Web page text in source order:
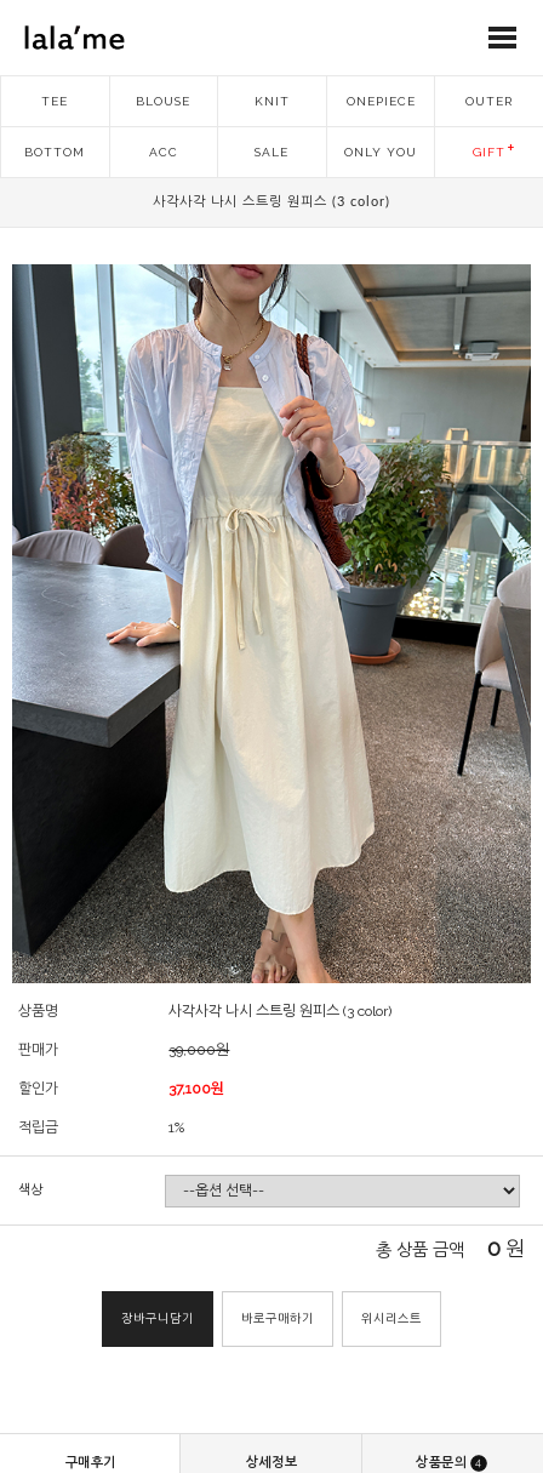
TEE BLOUSE KNIT ONEPIECE OUTER
BOTTOM ACC SALE ONLY YOU GIFT
사각사각 나시 스트링 원피스 (3 color)
상품명 사각사각 나시 스트링 원피스 (3 color)
판매가 39,000원
할인가 37,100원
적립금 1%
색상
총 상품 금액 0 원
장바구니담기 바로구매하기 위시리스트
구매후기 상세정보 상품문의 4